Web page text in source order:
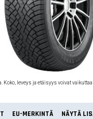
Koko, leveys ja etäisyys voivat
EU-MERKINTÄ NÄYTÄ